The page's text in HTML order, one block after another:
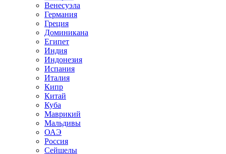
Венесуэла
Германия
Греция
Доминикана
Египет
Индия
Индонезия
Испания
Италия
Кипр
Китай
Куба
Маврикий
Мальдивы
ОАЭ
Россия
Сейшелы